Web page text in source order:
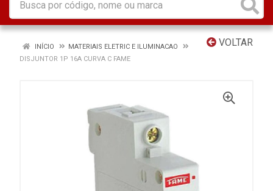
VOLTAR
INÍCIO
MATERIAIS ELETRIC E ILUMINACAO
DISJUNTOR 1P 16A CURVA C FAME